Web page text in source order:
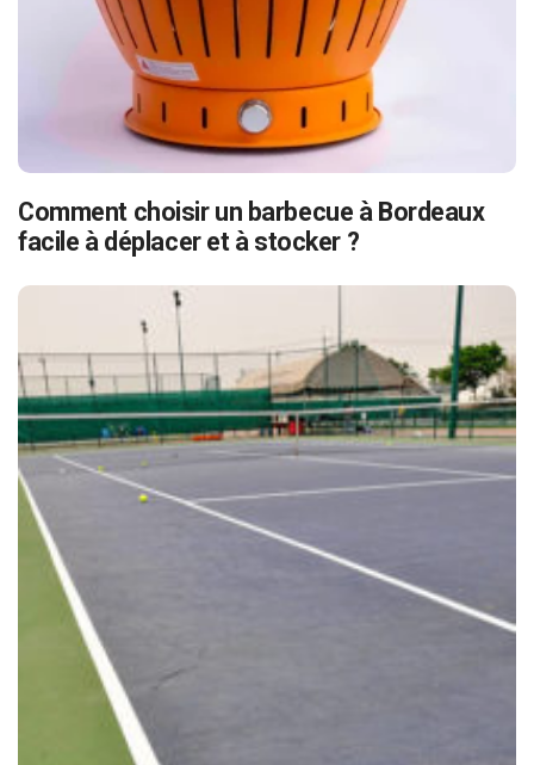
Comment choisir un barbecue à Bordeaux
facile à déplacer et à stocker ?